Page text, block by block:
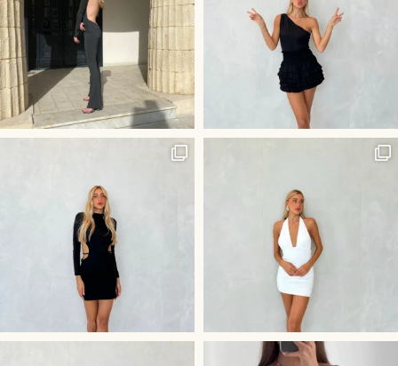
היוש לשמלה הכי לוהטת בסביבה
חליפת ״קים״ שלנו - שהיא השלמ